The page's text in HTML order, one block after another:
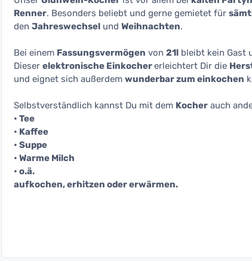
Renner. Besonders beliebt und gerne gemietet für
den Jahreswechsel und Weihnachten.
Bei einem Fassungsvermögen von 21l bleibt kein Gast
Dieser elektronische Einkochererleichtert Dir die
und eignet sich außerdem wunderbar zum einkochen
Selbstverständlich kannst Du mit dem Kocher auch
• Tee
• Kaffee
• Suppe
• Warme Milch
• o.ä.
aufkochen, erhitzen oder erwärmen.